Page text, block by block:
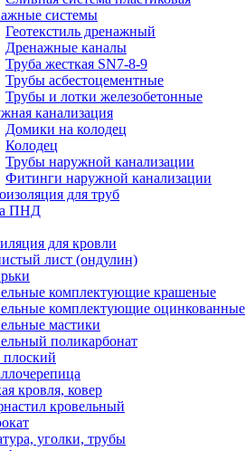
системы
Геотекстиль дренажный
Дренажные каналы
Труба жесткая SN7-8-9
Трубы асбестоцементные
Трубы и лотки железобетонные
канализация
Домики на колодец
Колодец
Трубы наружной канализации
Фитинги наружной канализации
для труб
ПНД
для кровли
лист (ондулин)
комплектующие крашеные
комплектующие оцинкованные
мастики
поликарбонат
кровля, ковер
кровельный
уголки, трубы